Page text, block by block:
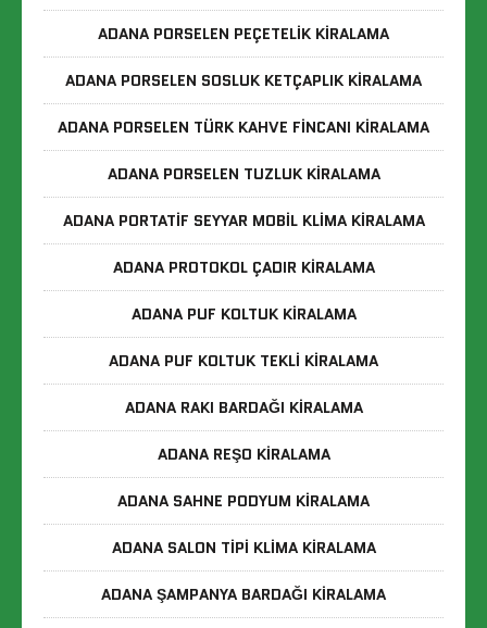
ADANA PORSELEN PEÇETELIK KIRALAMA
ADANA PORSELEN SOSLUK KETÇAPLIK KIRALAMA
ADANA PORSELEN TÜRK KAHVE FINCANI KIRALAMA
ADANA PORSELEN TUZLUK KIRALAMA
ADANA PORTATIF SEYYAR MOBIL KLIMA KIRALAMA
ADANA PROTOKOL ÇADIR KIRALAMA
ADANA PUF KOLTUK KIRALAMA
ADANA PUF KOLTUK TEKLI KIRALAMA
ADANA RAKI BARDAĞI KIRALAMA
ADANA REŞO KIRALAMA
ADANA SAHNE PODYUM KIRALAMA
ADANA SALON TIPI KLIMA KIRALAMA
ADANA ŞAMPANYA BARDAĞI KIRALAMA